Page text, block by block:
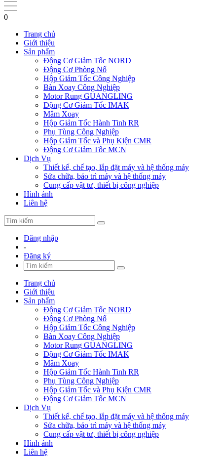
0
Trang chủ
Giới thiệu
Sản phẩm
Động Cơ Giảm Tốc NORD
Động Cơ Phòng Nổ
Hộp Giảm Tốc Công Nghiệp
Bàn Xoay Công Nghiệp
Motor Rung GUANGLING
Động Cơ Giảm Tốc IMAK
Mâm Xoay
Hộp Giảm Tốc Hành Tinh RR
Phụ Tùng Công Nghiệp
Hộp Giảm Tốc và Phụ Kiện CMR
Động Cơ Giảm Tốc MCN
Dịch Vụ
Thiết kế, chế tạo, lắp đặt máy và hệ thống máy
Sửa chữa, bảo trì máy và hệ thống máy
Cung cấp vật tư, thiết bị công nghiệp
Hình ảnh
Liên hệ
Đăng nhập
-
Đăng ký
Trang chủ
Giới thiệu
Sản phẩm
Động Cơ Giảm Tốc NORD
Động Cơ Phòng Nổ
Hộp Giảm Tốc Công Nghiệp
Bàn Xoay Công Nghiệp
Motor Rung GUANGLING
Động Cơ Giảm Tốc IMAK
Mâm Xoay
Hộp Giảm Tốc Hành Tinh RR
Phụ Tùng Công Nghiệp
Hộp Giảm Tốc và Phụ Kiện CMR
Động Cơ Giảm Tốc MCN
Dịch Vụ
Thiết kế, chế tạo, lắp đặt máy và hệ thống máy
Sửa chữa, bảo trì máy và hệ thống máy
Cung cấp vật tư, thiết bị công nghiệp
Hình ảnh
Liên hệ